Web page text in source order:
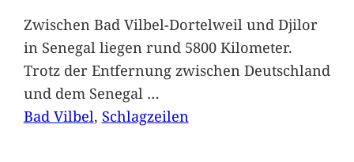
Zwischen Bad Vilbel-Dortelweil und Djilor
in Senegal liegen rund 5800 Kilometer.
Trotz der Entfernung zwischen Deutschland
und dem Senegal …
Bad Vilbel, Schlagzeilen